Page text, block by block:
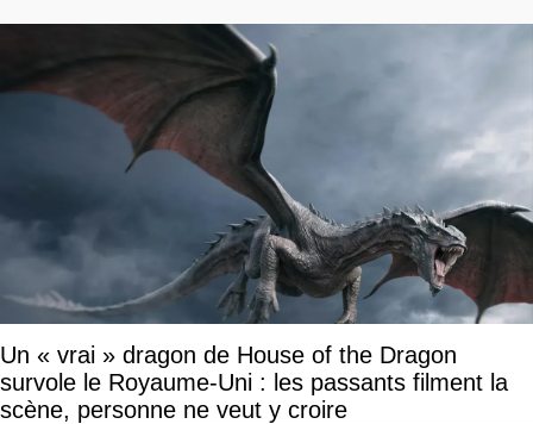
Un « vrai » dragon de House of the Dragon
survole le Royaume-Uni : les passants filment la
scène, personne ne veut y croire